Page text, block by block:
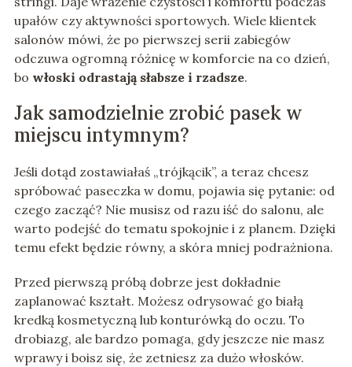
upałów czy aktywności sportowych. Wiele klientek
salonów mówi, że po pierwszej serii zabiegów
odczuwa ogromną różnicę w komforcie na co dzień,
bo włoski odrastają słabsze i rzadsze.
Jak samodzielnie zrobić pasek w
miejscu intymnym?
Jeśli dotąd zostawiałaś „trójkącik”, a teraz chcesz
spróbować paseczka w domu, pojawia się pytanie: od
czego zacząć? Nie musisz od razu iść do salonu, ale
warto podejść do tematu spokojnie i z planem. Dzięki
temu efekt będzie równy, a skóra mniej podrażniona.
Przed pierwszą próbą dobrze jest dokładnie
zaplanować kształt. Możesz odrysować go białą
kredką kosmetyczną lub konturówką do oczu. To
drobiazg, ale bardzo pomaga, gdy jeszcze nie masz
wprawy i boisz się, że zetniesz za dużo włosków.